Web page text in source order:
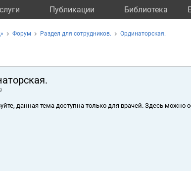
Публикации Библиотека
Форум Раздел для сотрудников. Ординаторская.
данная тема доступна только для врачей. Здесь можно